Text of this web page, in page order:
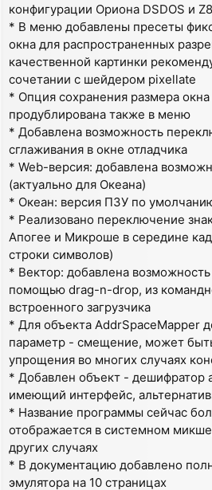
конфигурации Ориона DSDOS и
* В меню добавлены пресеты
окна для распространенных
качественной картинки
сочетании с шейдером pixellate
* Опция сохранения размера
продублирована также в меню
* Добавлена возможность
сглаживания в окне отладчика
* Web-версия: добавлена
(актуально для Океана)
* Океан: версия ПЗУ по
* Реализовано переключение
Апогее и Микроше в середине
строки символов)
* Вектор: добавлена
помощью drag-n-drop, из
встроенного загрузчика
* Для объекта AddrSpaceMapper
параметр - смещение, может
упрощения во многих случаях
* Добавлен объект - дешифратор
имеющий интерфейс,
* Название программы сейчас
отображается в системном
других случаях
* В документацию добавлено
эмулятора на 10 страницах